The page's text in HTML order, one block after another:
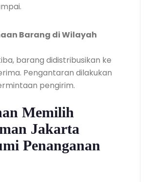
Barang di Wilayah
barang didistribusikan ke
Pengantaran dilakukan
pengirim.
Memilih
Jakarta
Penanganan